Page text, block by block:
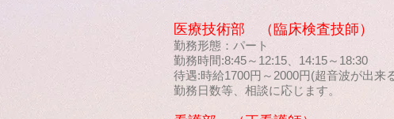
医療技術部 （臨床検査技師）
勤務形態：パート
勤務時間:8:45～12:15、14:15～18:30
待遇:時給1700円～2000円(超音波が出
勤務日数等、相談に応じます。